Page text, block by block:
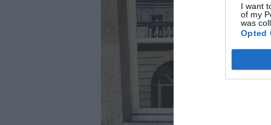
I want
of my
was
Opted